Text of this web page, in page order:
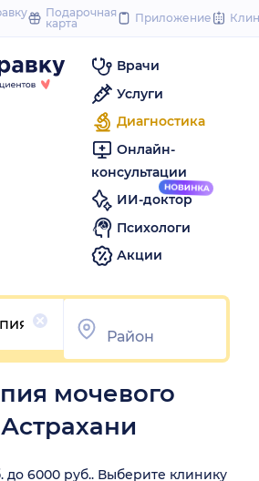
to
Закрыть
Подарочная
карта
Приложение
Врачи
Услуги
Диагностика
Онлайн-
консультации
ИИ-доктор
Психологи
Акции
мочевого
до 6000 руб.. Выберите клинику